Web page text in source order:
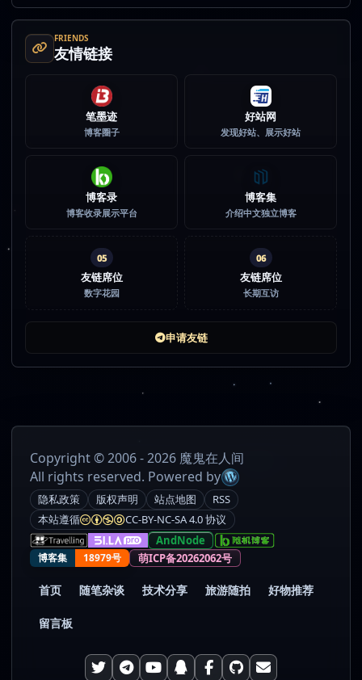
FRIENDS
友情链接
笔墨迹
博客圈子
好站网
发现好站、展示好站
博客录
博客收录展示平台
博客集
介绍中文独立博客
05
友链席位
数字花园
06
友链席位
长期互访
申请友链
Copyright © 2006 - 2026 魔鬼在人间
All rights reserved. Powered by
隐私政策 版权声明 站点地图
RSS
本站遵循
CC-BY-NC-SA 4.0 协议
AndNode
博客集 18979号 萌ICP备20262062号
首页 随笔杂谈 技术分享 旅游随拍 好物推荐
留言板